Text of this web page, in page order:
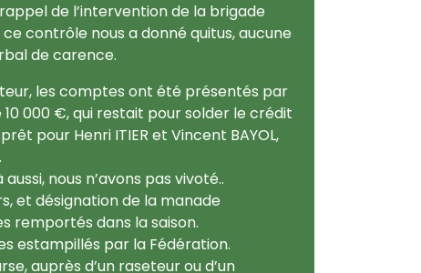
de l’intervention de la brigade
contrôle nous a donné quitus, aucune
de carence.
les comptes ont été présentés par
10 000 €, qui restait pour solder le crédit
pour Henri ITIER et Vincent BAYOL,
nous n’avons pas vivoté..
et désignation de la manade
remportés dans la saison.
estampillés par la Fédération.
auprès d’un raseteur ou d’un